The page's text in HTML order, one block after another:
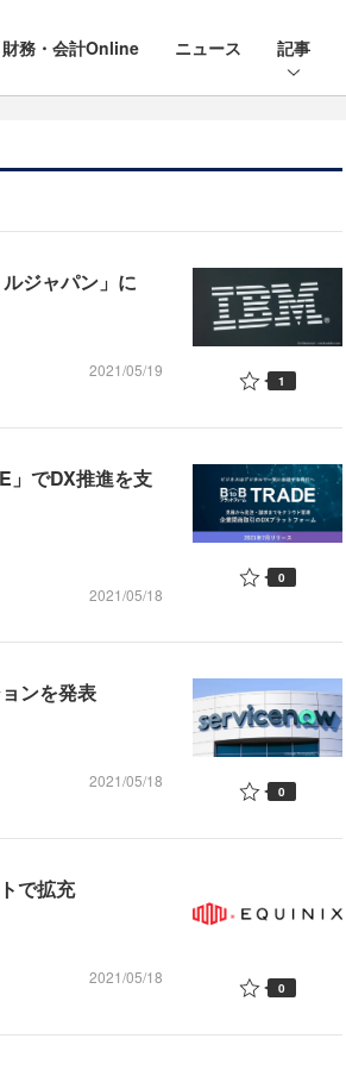
財務・会計Online ニュース 記事
ジャパン」に
2021/05/19
1
」でDX推進を支
2021/05/18
0
ンを発表
2021/05/18
0
で拡充
2021/05/18
0